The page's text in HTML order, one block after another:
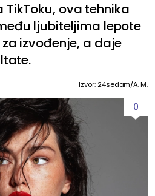
TikToku, ova tehnika
ljubiteljima lepote
izvođenje, a daje
Izvor: 24sedam/A. M.
0